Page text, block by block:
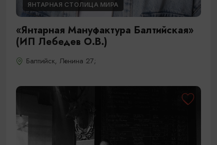
ЯНТАРНАЯ СТОЛИЦА МИРА
«Янтарная Мануфактура Балтийская»
(ИП Лебедев О.В.)
Балтийск, Ленина 27;